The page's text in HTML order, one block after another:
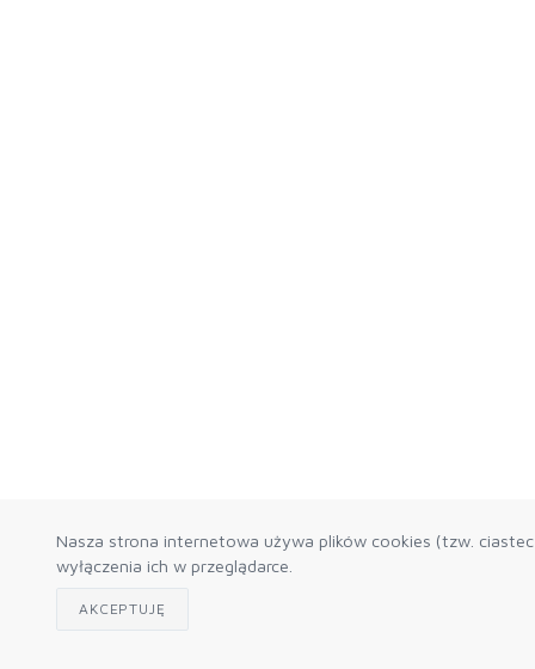
Nasza strona internetowa używa plików cookies (tzw.
wyłączenia ich w przeglądarce.
AKCEPTUJĘ